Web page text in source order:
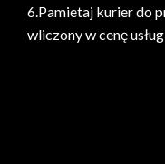
6.Pamietaj kurier do
wliczony w cenę